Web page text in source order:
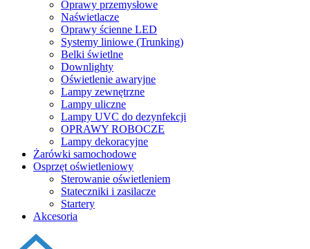
Oprawy przemysłowe
Naświetlacze
Oprawy ścienne LED
Systemy liniowe (Trunking)
Belki świetlne
Downlighty
Oświetlenie awaryjne
Lampy zewnętrzne
Lampy uliczne
Lampy UVC do dezynfekcji
OPRAWY ROBOCZE
Lampy dekoracyjne
Żarówki samochodowe
Osprzęt oświetleniowy
Sterowanie oświetleniem
Stateczniki i zasilacze
Startery
Akcesoria